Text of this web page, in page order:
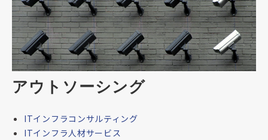
アウトソーシング
ITインフラコンサルティング
ITインフラ人材サービス